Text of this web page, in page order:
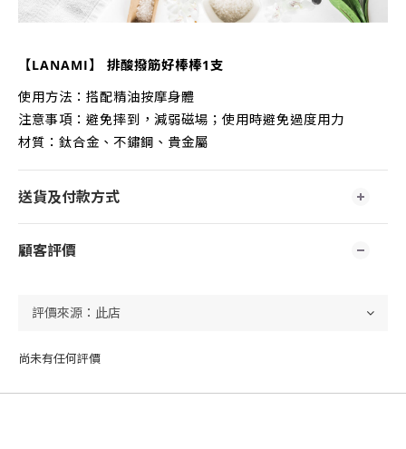
【LANAMI】 排酸撥筋好棒棒1支
使用方法：搭配精油按摩身體
注意事項：避免摔到，減弱磁場；使用時避免過度用力
材質：鈦合金、不鏽鋼、貴金屬
送貨及付款方式
顧客評價
尚未有任何評價